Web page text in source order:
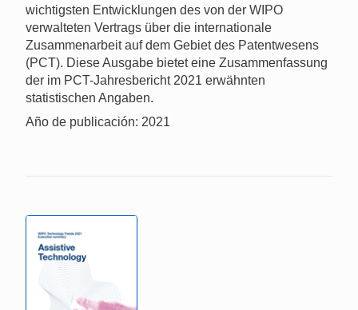
wichtigsten Entwicklungen des von der WIPO
verwalteten Vertrags über die internationale
Zusammenarbeit auf dem Gebiet des Patentwesens
(PCT). Diese Ausgabe bietet eine Zusammenfassung
der im PCT-Jahresbericht 2021 erwähnten
statistischen Angaben.
Año de publicación: 2021